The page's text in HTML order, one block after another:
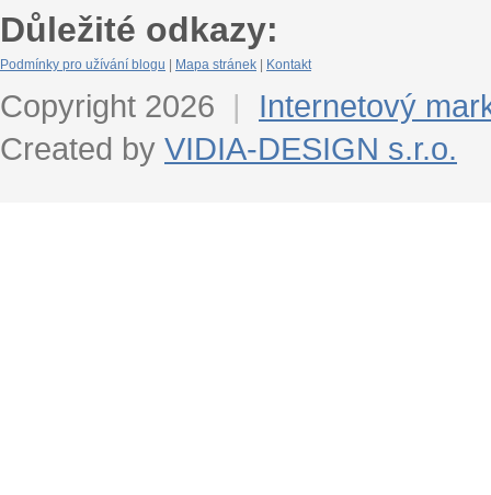
Důležité odkazy:
Podmínky pro užívání blogu Mapa stránek Kontakt
Copyright 2026 |
Internetový
Created by VIDIA-DESIGN s.r.o.